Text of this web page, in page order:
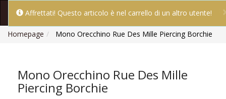
Homepage Mono Orecchino Rue Des Mille Piercing Borchie
Mono Orecchino Rue Des Mille
Piercing Borchie
Affrettati! Questo articolo è nel carrello di un altro utente!